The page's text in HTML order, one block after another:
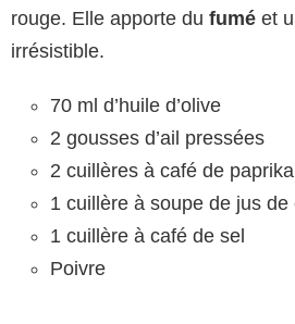
rouge. Elle apporte du fumé et
irrésistible.
70 ml d’huile d’olive
2 gousses d’ail pressées
2 cuillères à café de
1 cuillère à soupe de jus de
1 cuillère à café de sel
Poivre